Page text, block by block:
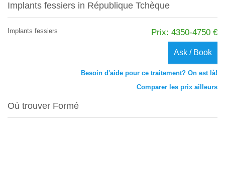
Implants fessiers in République Tchèque
Implants fessiers Prix: 4350-4750 €
Ask / Book
Besoin d'aide pour ce traitement? On est là!
Comparer les prix ailleurs
Où trouver Formé